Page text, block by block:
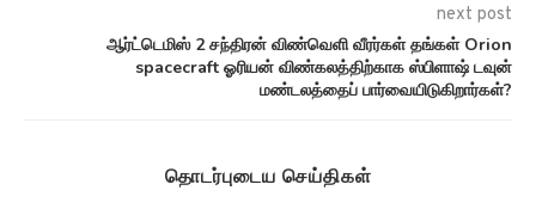
next post
ஆர்ட்டெமிஸ் 2 சந்திரன் விண்வெளி வீரர்கள் தங்கள் Orion
spacecraft ஓரியன் விண்கலத்திற்காக ஸ்பிளாஷ் டவுன்
மண்டலத்தைப் பார்வையிடுகிறார்கள்?
தொடர்புடைய செய்திகள்